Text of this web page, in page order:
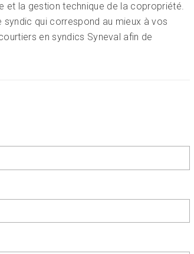
et la gestion technique de la copropriété.
qui correspond au mieux à vos
en syndics Syneval afin de